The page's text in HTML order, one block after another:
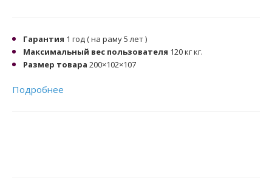
Гарантия 1 год ( на раму 5 лет )
Максимальный вес пользователя 120 кг кг.
Размер товара 200×102×107
Подробнее